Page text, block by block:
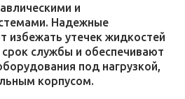
и
Надежные
избежать утечек жидкостей
службы и обеспечивают
под нагрузкой,
корпусом.